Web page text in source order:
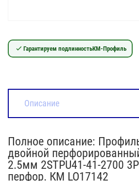
Гарантируем подлинностьКМ-Профиль
Описание
Полное описание:
двойной
2.5мм 2STPU41-41-2700
перфор. КМ LO17142